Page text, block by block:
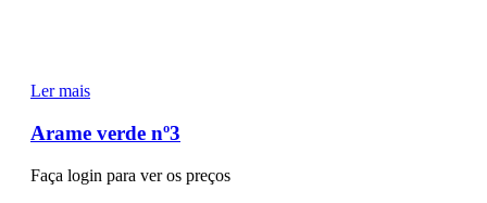
Ler mais
Arame verde nº3
Faça login para ver os preços